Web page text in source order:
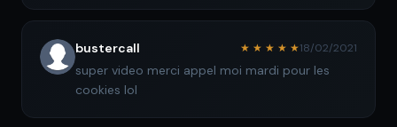
bustercall ★ ★ ★ ★ ★18/02/2021
super video merci appel moi mardi pour les
cookies lol